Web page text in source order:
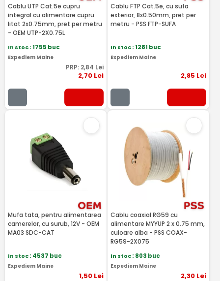
Cablu UTP Cat.5e cupru
integral cu alimentare cupru
litat 2x0.75mm, pret per metru
- OEM UTP-2X0.75L
In stoc: 1755 buc
Expediem Maine
PRP: 2,84 Lei
2,70Lei
Cablu FTP Cat.5e, cu sufa
exterior, 8x0.50mm, pret per
metru - PSS FTP-SUFA
In stoc: 1281 buc
Expediem Maine
2,85 Lei
Mufa tata, pentru alimentarea
camerelor, cu surub, 12V - OEM
MA03 SDC-CAT
In stoc: 4537 buc
Expediem Maine
1,50Lei
Cablu coaxial RG59 cu
alimentare MYYUP 2 x 0.75 mm,
culoare alba - PSS COAX-
RG59-2X075
In stoc: 803 buc
Expediem Maine
2,30 Lei